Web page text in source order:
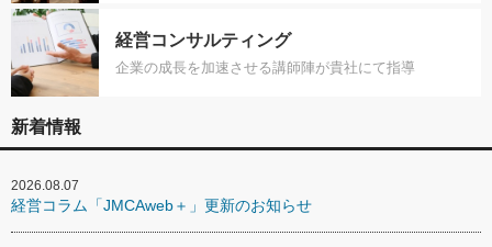
経営コンサルティング
企業の成長を加速させる講師陣が貴社にて指導
新着情報
2026.08.07
経営コラム「JMCAweb＋」更新のお知らせ